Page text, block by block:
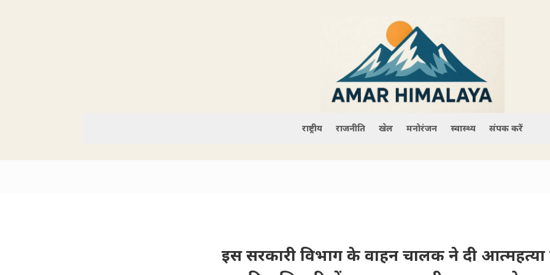
राष्ट्रीय राजनीति खेल मनोरंजन स्वास्थ्य संपर्क करें
इस सरकारी विभाग के वाहन चालक ने दी आत्महत्या